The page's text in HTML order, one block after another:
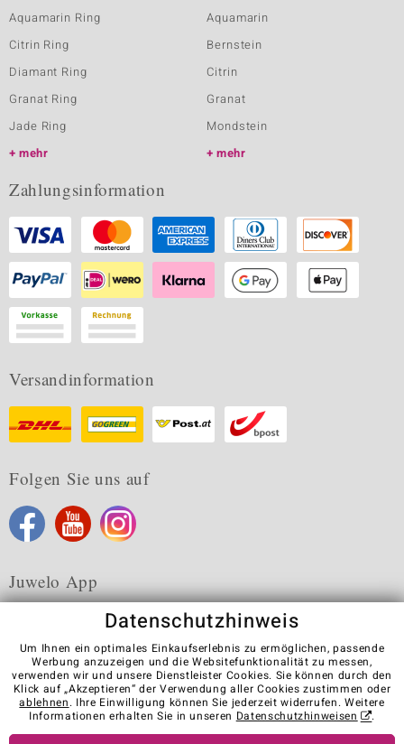
Aquamarin Ring
Citrin Ring
Diamant Ring
Granat Ring
Jade Ring
mehr
Aquamarin
Bernstein
Citrin
Granat
Mondstein
mehr
Zahlungsinformation
Versandinformation
Folgen Sie uns auf
Juwelo App
Karriere AGB Datenschutz Cookies
Impressum
Kontakt
Vertrag widerrufen
Visit our stores in other countries:
Datenschutzhinweis
Um Ihnen ein optimales Einkaufserlebnis zu ermöglichen, passende
Werbung anzuzeigen und die Websitefunktionalität zu messen,
verwenden wir und unsere Dienstleister Cookies. Sie können durch den
Klick auf „Akzeptieren“ der Verwendung aller Cookies zustimmen oder
ablehnen. Ihre Einwilligung können Sie jederzeit widerrufen. Weitere
Informationen erhalten Sie in unseren Datenschutzhinweisen .